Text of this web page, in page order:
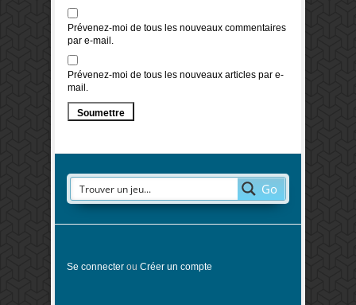
Prévenez-moi de tous les nouveaux commentaires
par e-mail.
Prévenez-moi de tous les nouveaux articles par e-
mail.
Go
Se connecter ou Créer un compte